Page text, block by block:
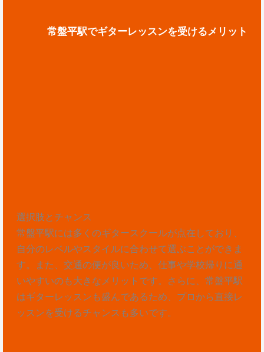
常盤平駅でギターレッスンを受けるメリット
選択肢とチャンス
常盤平駅には多くのギタースクールが点在しており、
自分のレベルやスタイルに合わせて選ぶことができま
す。また、交通の便が良いため、仕事や学校帰りに通
いやすいのも大きなメリットです。さらに、常盤平駅
はギターレッスンも盛んであるため、プロから直接レ
ッスンを受けるチャンスも多いです。